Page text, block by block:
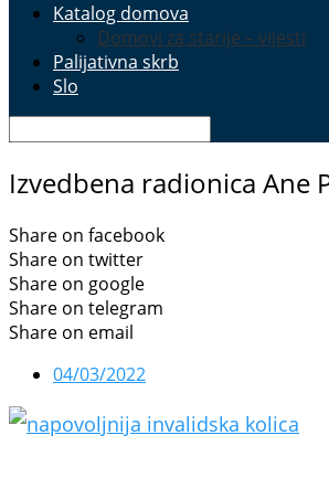
Katalog domova
Domovi za starije – vijesti
Palijativna skrb
Slo
Izvedbena radionica Ane
Share on facebook
Share on twitter
Share on google
Share on telegram
Share on email
04/03/2022